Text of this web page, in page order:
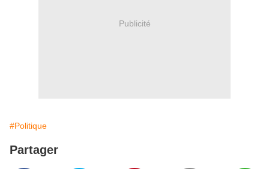
Publicité
#Politique
Partager